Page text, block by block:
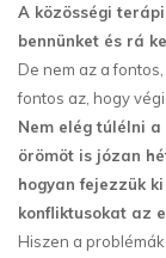
A közösségi
bennünket és rá
De nem az a
fontos az, hogy
Nem elég túlélni
örömöt is józan
hogyan fejezzük
konfliktusokat az
Hiszen a